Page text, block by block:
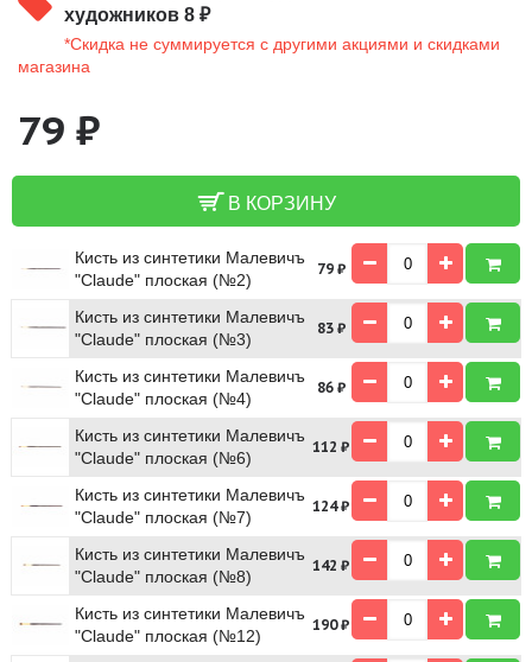
художников 8 ₽
*Скидка не суммируется с другими акциями и скидками
магазина
79 ₽
В КОРЗИНУ
Кисть из синтетики Малевичъ
"Claude" плоская (№2)
79₽
Кисть из синтетики Малевичъ
"Claude" плоская (№3)
83₽
Кисть из синтетики Малевичъ
"Claude" плоская (№4)
86₽
Кисть из синтетики Малевичъ
"Claude" плоская (№6)
112 ₽
Кисть из синтетики Малевичъ
"Claude" плоская (№7)
124₽
Кисть из синтетики Малевичъ
"Claude" плоская (№8)
142 ₽
Кисть из синтетики Малевичъ
"Claude" плоская (№12)
190₽